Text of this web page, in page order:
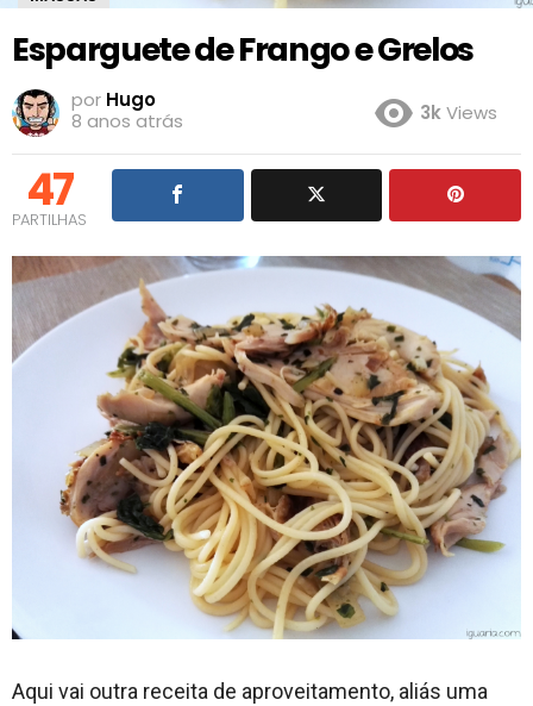
Esparguete de Frango e Grelos
por Hugo
8 anos atrás
3kViews
47
PARTILHAS
Aqui vai outra receita de aproveitamento, aliás uma